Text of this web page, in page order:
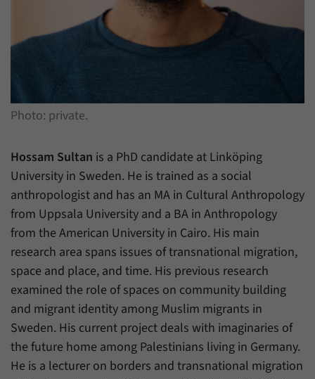
Photo: private.
Hossam Sultan is a PhD candidate at Linköping
University in Sweden. He is trained as a social
anthropologist and has an MA in Cultural Anthropology
from Uppsala University and a BA in Anthropology
from the American University in Cairo. His main
research area spans issues of transnational migration,
space and place, and time. His previous research
examined the role of spaces on community building
and migrant identity among Muslim migrants in
Sweden. His current project deals with imaginaries of
the future home among Palestinians living in Germany.
He is a lecturer on borders and transnational migration
generierte ID, für die historische Speicherung
Ihrer vorgenommen Einstellungen, falls der
Webseiten-Betreiber dies eingestellt hat.
_pk_ref
Besucher durch eine Verlinkung auf unsere
Internetseite weitergeleitet wurden.
Name _pk_ses
Anbieter Matomo
Laufzeit 30 Minuten
Zweck
Mit diesem Cookie können wir für kurze Zeit
Daten über den aktuellen Aufenthalt von
Besuchern auf unserer Internetseite
speichern.